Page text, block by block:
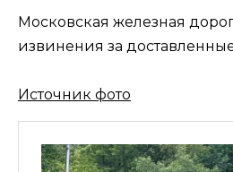
Московская железная
извинения за
Источник фото